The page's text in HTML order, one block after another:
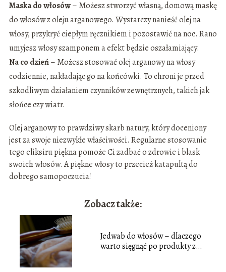
Maska do włosów– Możesz stworzyć własną, domową maskę
do włosów z oleju arganowego. Wystarczy nanieść olej na
włosy, przykryć ciepłym ręcznikiem i pozostawić na noc. Rano
umyjesz włosy szamponem a efekt będzie oszałamiający.
Na co dzień– Możesz stosować olej arganowy na włosy
codziennie, nakładając go na końcówki. To chroni je przed
szkodliwym działaniem czynników zewnętrznych, takich jak
słońce czy wiatr.
Olej arganowy to prawdziwy skarb natury, który doceniony
jest za swoje niezwykłe właściwości. Regularne stosowanie
tego eliksiru piękna pomoże Ci zadbać o zdrowie i blask
swoich włosów. A piękne włosy to przecież katapultą do
dobrego samopoczucia!
Zobacz także:
Jedwab do włosów – dlaczego
warto sięgnąć po produkty z